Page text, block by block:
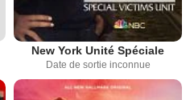
New York Unité Spéciale
Date de sortie inconnue